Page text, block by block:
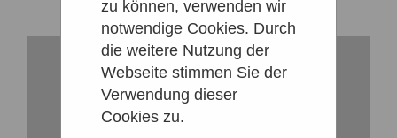
zu können, verwenden wir
notwendige Cookies. Durch
die weitere Nutzung der
Webseite stimmen Sie der
Verwendung dieser
Cookies zu.